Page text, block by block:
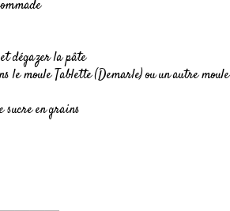
dégazer la pâte
le moule Tablette (Demarle) ou un autre moule
sucre en grains